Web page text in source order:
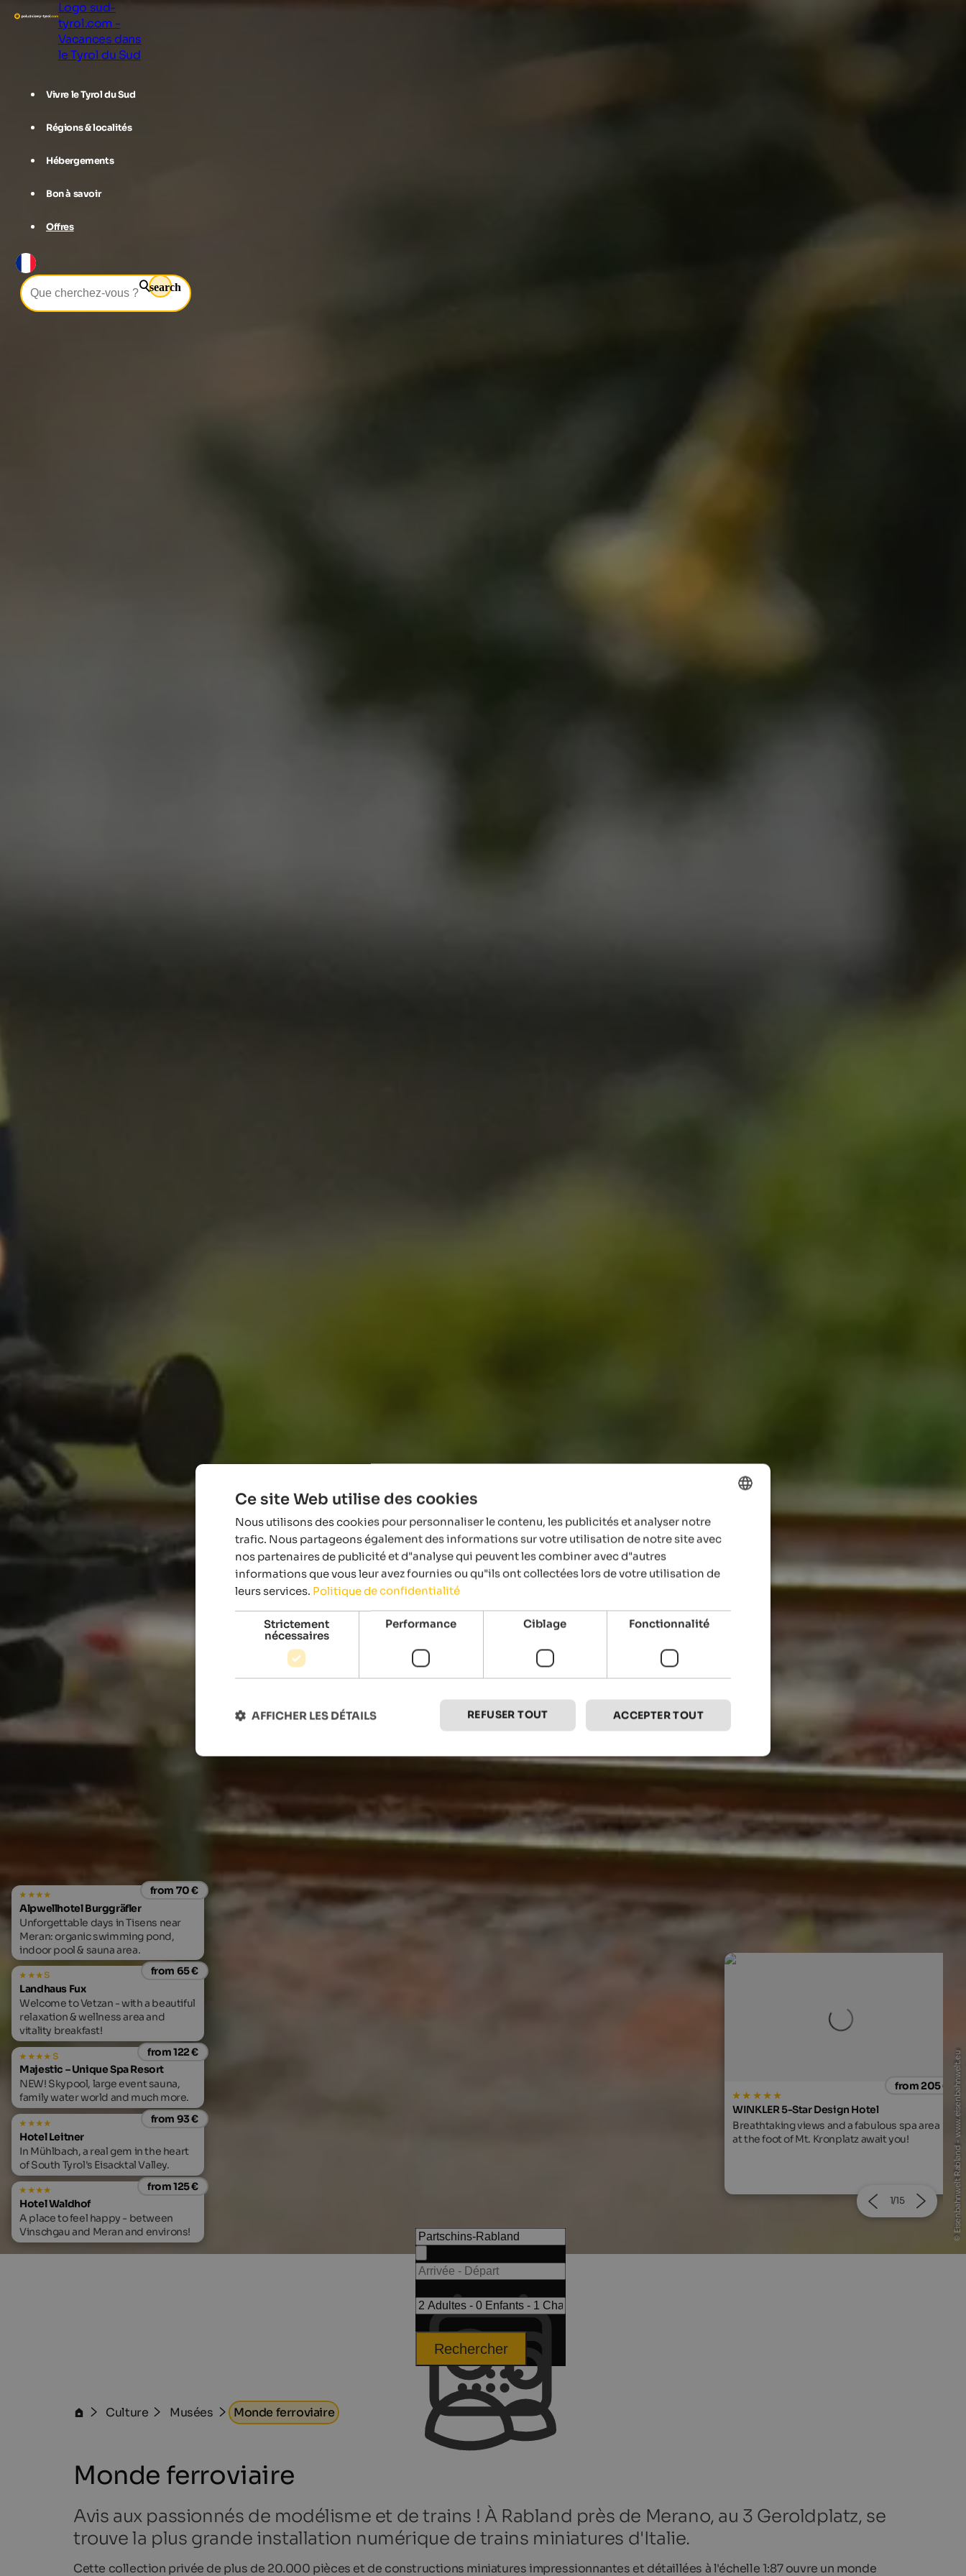
Logo sud-
tyrol.com -
Vacances dans
le Tyrol du Sud
Vivre le Tyrol du Sud
Régions & localités
Hébergements
Bon à savoir
Offres
search
from 70 €
Alpwellhotel Burggräfler
Unforgettable days in Tisens near
Meran: organic swimming pond,
indoor pool & sauna area.
from 65 €
s
Landhaus Fux
Welcome to Vetzan - with a beautiful
relaxation & wellness area and
vitality breakfast!
from 122 €
s
Majestic – Unique Spa Resort
NEW! Skypool, large event sauna,
family water world and much more.
from 93 €
Hotel Leitner
In Mühlbach, a real gem in the heart
of South Tyrol's Eisacktal Valley.
from 125 €
Hotel Waldhof
A place to feel happy - between
Vinschgau and Meran and environs!
- 25
Vita Aktiv Hotel Der Heinrichshof &
Residence
Your family-run hotel, with constant
cordiality, charm, tradition and attention to
2/15 © Eisenbahnwelt Rabland - www.eisenbahnwelt.eu
Rechercher
Culture Musées Monde ferroviaire
Monde ferroviaire
Avis aux passionnés de modélisme et de trains ! À Rabland près de Merano, au 3 Geroldplatz, se
trouve la plus grande installation numérique de trains miniatures d'Italie.
Cette collection privée de plus de 20.000 pièces et de constructions miniatures impressionnantes et détaillées à l'échelle 1:87 ouvre un monde
ENGLISH
FRENCH
Ce site Web utilise des cookies
Nous utilisons des cookies pour personnaliser le contenu, les publicités et analyser notre
trafic. Nous partageons également des informations sur votre utilisation de notre site avec
nos partenaires de publicité et d"analyse qui peuvent les combiner avec d"autres
informations que vous leur avez fournies ou qu"ils ont collectées lors de votre utilisation de
leurs services. Politique de confidentialité
Strictement
nécessaires
Performance Ciblage Fonctionnalité
ACCEPTER TOUT
REFUSER TOUT
AFFICHER LES DÉTAILS